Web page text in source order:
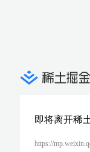
即将离开稀
https://